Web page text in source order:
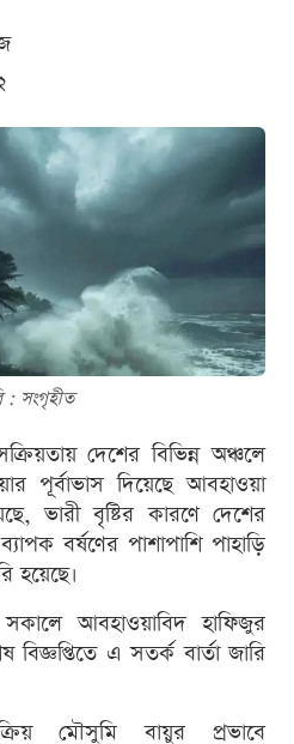
: সংগৃহীত
দেশের বিভিন্ন অঞ্চলে
পূর্বাভাস দিয়েছে আবহাওয়া
ভারী বৃষ্টির কারণে দেশের
বর্ষণের পাশাপাশি পাহাড়ি
হয়েছে।
আবহাওয়াবিদ হাফিজুর
বিজ্ঞপ্তিতে এ সতর্ক বার্তা জারি
মৌসুমি বায়ুর প্রভাবে